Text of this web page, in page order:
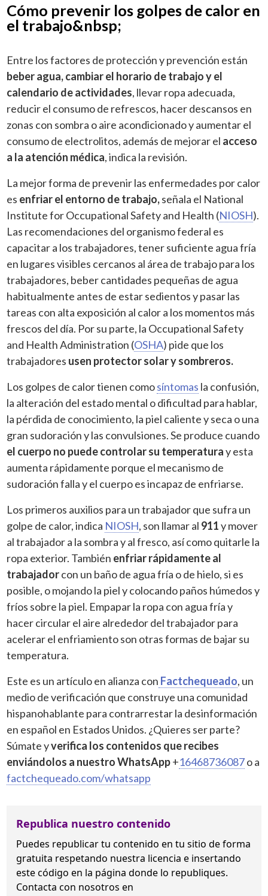
Cómo prevenir los golpes de calor en
el trabajo&nbsp;
Entre los factores de protección y prevención están
beber agua, cambiar el horario de trabajo y el
calendario de actividades, llevar ropa adecuada,
reducir el consumo de refrescos, hacer descansos en
zonas con sombra o aire acondicionado y aumentar el
consumo de electrolitos, además de mejorar el acceso
a la atención médica, indica la revisión.
La mejor forma de prevenir las enfermedades por calor
es enfriar el entorno de trabajo,señala el National
Institute for Occupational Safety and Health (NIOSH).
Las recomendaciones del organismo federal es
capacitar a los trabajadores, tener suficiente agua fría
en lugares visibles cercanos al área de trabajo para los
trabajadores, beber cantidades pequeñas de agua
habitualmente antes de estar sedientos y pasar las
tareas con alta exposición al calor a los momentos más
frescos del día. Por su parte, la Occupational Safety
and Health Administration (OSHA) pide que los
trabajadores usen protector solar y sombreros.
Los golpes de calor tienen comosíntomas la confusión,
la alteración del estado mental o dificultad para hablar,
la pérdida de conocimiento, la piel caliente y seca o una
gran sudoración y las convulsiones. Se produce cuando
el cuerpo no puede controlar su temperaturay esta
aumenta rápidamente porque el mecanismo de
sudoración falla y el cuerpo es incapaz de enfriarse.
Los primeros auxilios para un trabajador que sufra un
golpe de calor, indica NIOSH, son llamar al 911y mover
al trabajador a la sombra y al fresco, así como quitarle la
ropa exterior. También enfriar rápidamente al
trabajadorcon un baño de agua fría o de hielo, si es
posible, o mojando la piel y colocando paños húmedos y
fríos sobre la piel. Empapar la ropa con agua fría y
hacer circular el aire alrededor del trabajador para
acelerar el enfriamiento son otras formas de bajar su
temperatura.
Este es un artículo en alianza con Factchequeado, un
medio de verificación que construye una comunidad
hispanohablante para contrarrestar la desinformación
en español en Estados Unidos. ¿Quieres ser parte?
Súmate yverifica los contenidos que recibes
enviándolos a nuestro WhatsApp+16468736087o a
factchequeado.com/whatsapp
Republica nuestro contenido
Puedes republicar tu contenido en tu sitio de forma
gratuita respetando nuestra licencia e insertando
este código en la página donde lo republiques.
Contacta con nosotros en